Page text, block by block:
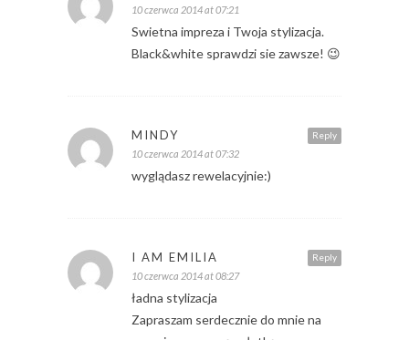
10 czerwca 2014 at 07:21
Swietna impreza i Twoja stylizacja.
Black&white sprawdzi sie zawsze! 😉
Reply
MINDY
10 czerwca 2014 at 07:32
wyglądasz rewelacyjnie:)
Reply
I AM EMILIA
10 czerwca 2014 at 08:27
ładna stylizacja
Zapraszam serdecznie do mnie na